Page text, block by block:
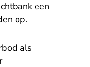
een
op.
als